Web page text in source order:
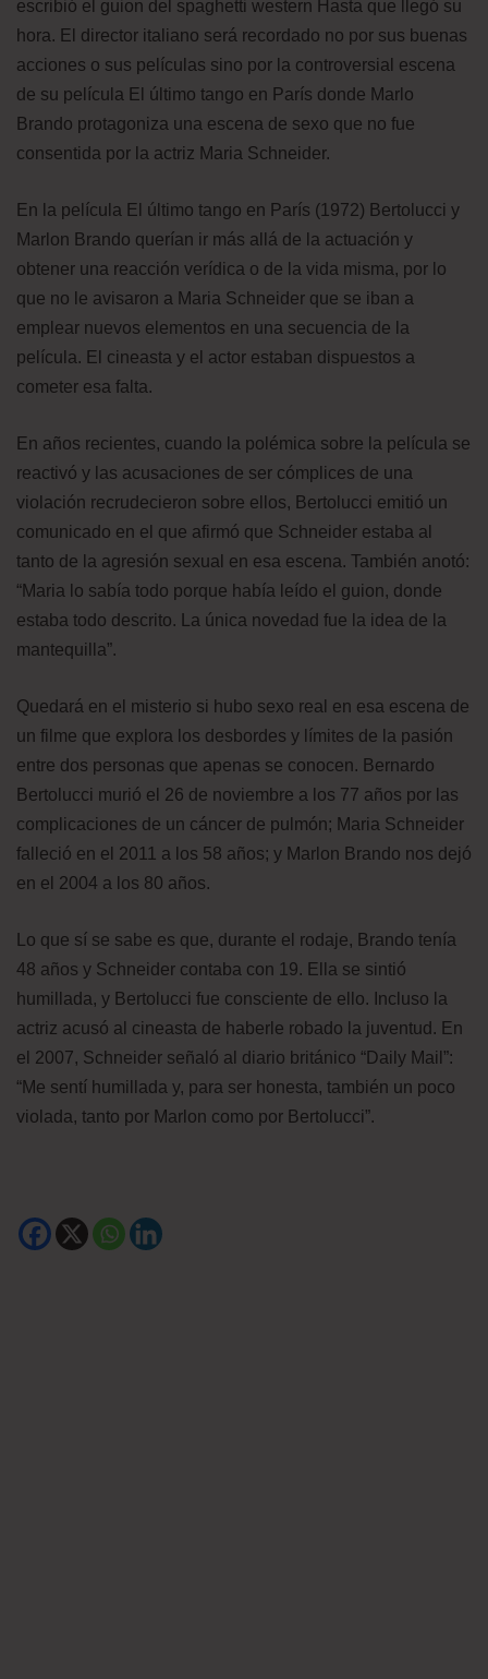
escribió el guion del spaghetti western Hasta que llegó su
hora. El director italiano será recordado no por sus buenas
acciones o sus películas sino por la controversial escena
de su película El último tango en París donde Marlo
Brando protagoniza una escena de sexo que no fue
consentida por la actriz Maria Schneider.
En la película El último tango en París (1972) Bertolucci y
Marlon Brando querían ir más allá de la actuación y
obtener una reacción verídica o de la vida misma, por lo
que no le avisaron a Maria Schneider que se iban a
emplear nuevos elementos en una secuencia de la
película. El cineasta y el actor estaban dispuestos a
cometer esa falta.
En años recientes, cuando la polémica sobre la película se
reactivó y las acusaciones de ser cómplices de una
violación recrudecieron sobre ellos, Bertolucci emitió un
comunicado en el que afirmó que Schneider estaba al
tanto de la agresión sexual en esa escena. También anotó:
“Maria lo sabía todo porque había leído el guion, donde
estaba todo descrito. La única novedad fue la idea de la
mantequilla”.
Quedará en el misterio si hubo sexo real en esa escena de
un filme que explora los desbordes y límites de la pasión
entre dos personas que apenas se conocen. Bernardo
Bertolucci murió el 26 de noviembre a los 77 años por las
complicaciones de un cáncer de pulmón; Maria Schneider
falleció en el 2011 a los 58 años; y Marlon Brando nos dejó
en el 2004 a los 80 años.
Lo que sí se sabe es que, durante el rodaje, Brando tenía
48 años y Schneider contaba con 19. Ella se sintió
humillada, y Bertolucci fue consciente de ello. Incluso la
actriz acusó al cineasta de haberle robado la juventud. En
el 2007, Schneider señaló al diario británico “Daily Mail”:
“Me sentí humillada y, para ser honesta, también un poco
violada, tanto por Marlon como por Bertolucci”.